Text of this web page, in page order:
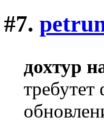
#7.
дохтур
требутет